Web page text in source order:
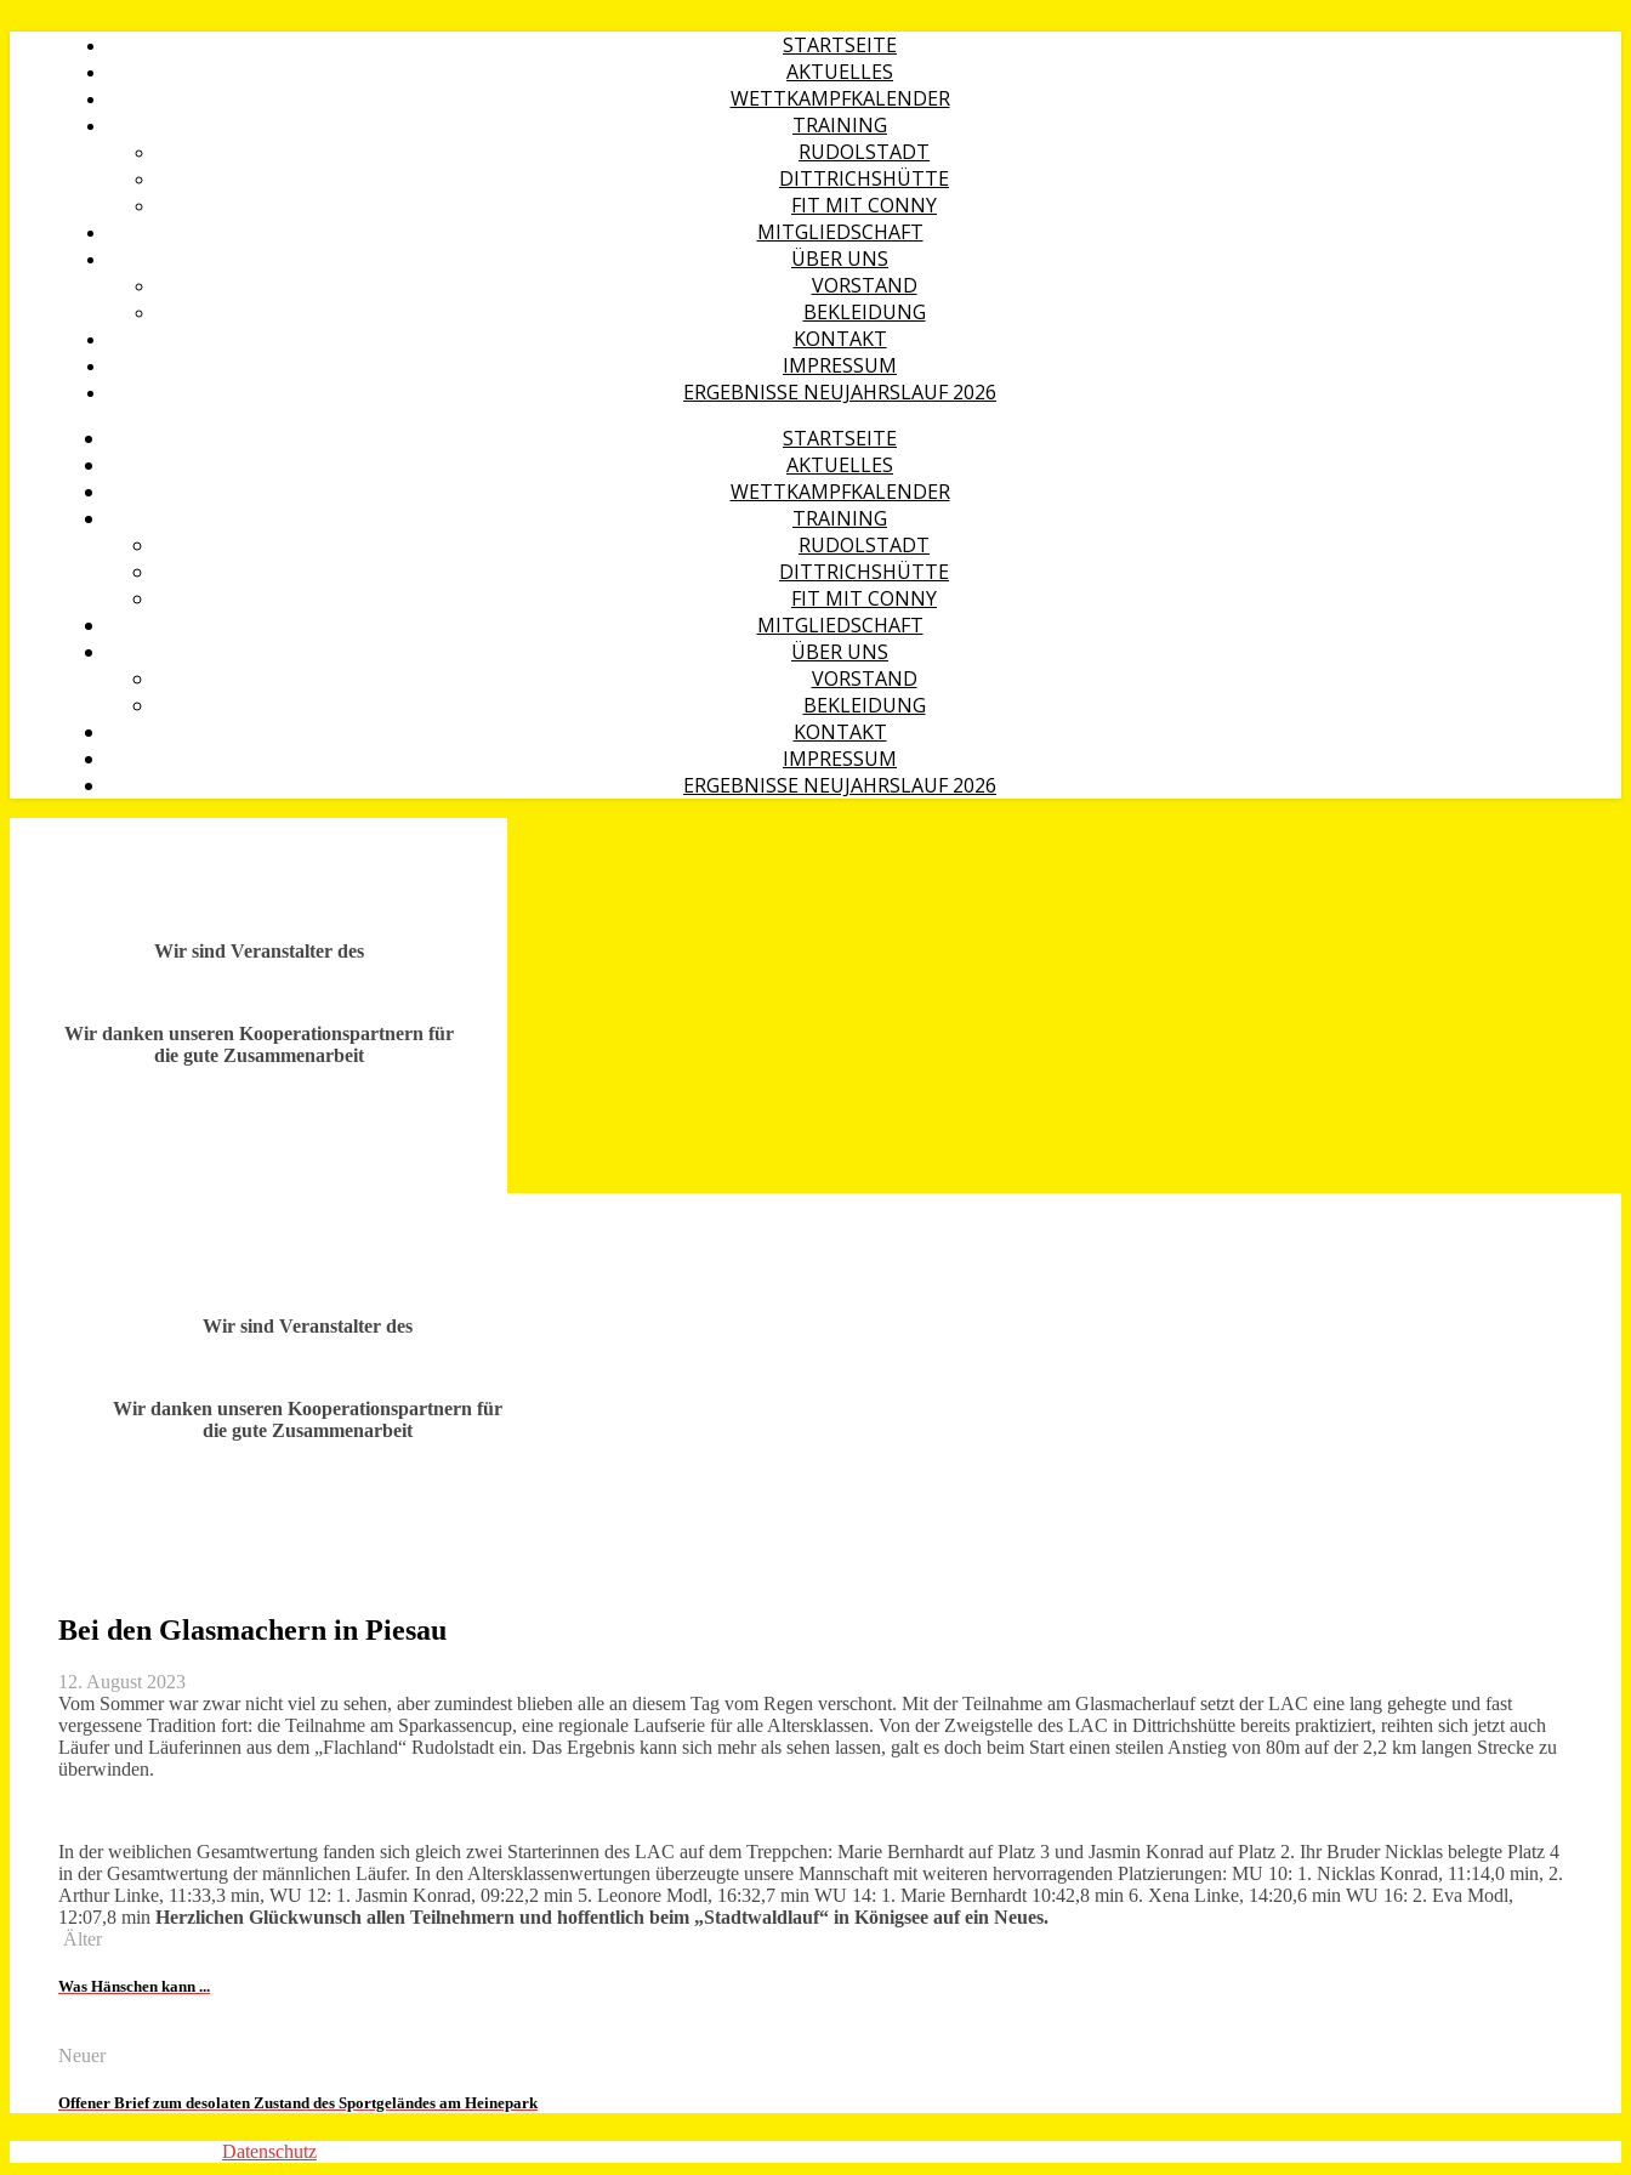
STARTSEITE
AKTUELLES
WETTKAMPFKALENDER
TRAINING
RUDOLSTADT
DITTRICHSHÜTTE
FIT MIT CONNY
MITGLIEDSCHAFT
ÜBER UNS
VORSTAND
BEKLEIDUNG
KONTAKT
IMPRESSUM
ERGEBNISSE NEUJAHRSLAUF 2026
STARTSEITE
AKTUELLES
WETTKAMPFKALENDER
TRAINING
RUDOLSTADT
DITTRICHSHÜTTE
FIT MIT CONNY
MITGLIEDSCHAFT
ÜBER UNS
VORSTAND
BEKLEIDUNG
KONTAKT
IMPRESSUM
ERGEBNISSE NEUJAHRSLAUF 2026
Wir sind Veranstalter des
Wir danken unseren Kooperationspartnern für
die gute Zusammenarbeit
Wir sind Veranstalter des
Wir danken unseren Kooperationspartnern für
die gute Zusammenarbeit
Bei den Glasmachern in Piesau
12. August 2023
Vom Sommer war zwar nicht viel zu sehen, aber zumindest blieben alle an diesem Tag vom Regen verschont. Mit der Teilnahme am Glasmacherlauf setzt der LAC eine lang gehegte und fast
vergessene Tradition fort: die Teilnahme am Sparkassencup, eine regionale Laufserie für alle Altersklassen. Von der Zweigstelle des LAC in Dittrichshütte bereits praktiziert, reihten sich jetzt auch
Läufer und Läuferinnen aus dem „Flachland“ Rudolstadt ein. Das Ergebnis kann sich mehr als sehen lassen, galt es doch beim Start einen steilen Anstieg von 80m auf der 2,2 km langen Strecke zu
überwinden.
In der weiblichen Gesamtwertung fanden sich gleich zwei Starterinnen des LAC auf dem Treppchen: Marie Bernhardt auf Platz 3 und Jasmin Konrad auf Platz 2. Ihr Bruder Nicklas belegte Platz 4
in der Gesamtwertung der männlichen Läufer. In den Altersklassenwertungen überzeugte unsere Mannschaft mit weiteren hervorragenden Platzierungen: MU 10: 1. Nicklas Konrad, 11:14,0 min, 2.
Arthur Linke, 11:33,3 min, WU 12: 1. Jasmin Konrad, 09:22,2 min 5. Leonore Modl, 16:32,7 min WU 14: 1. Marie Bernhardt 10:42,8 min 6. Xena Linke, 14:20,6 min WU 16: 2. Eva Modl,
12:07,8 min Herzlichen Glückwunsch allen Teilnehmern und hoffentlich beim „Stadtwaldlauf“ in Königsee auf ein Neues.
Älter
Was Hänschen kann ...
Neuer
Offener Brief zum desolaten Zustand des Sportgeländes am Heinepark
Datenschutz